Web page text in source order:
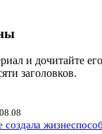
и дочитайте
заголовков.
08.08
создала